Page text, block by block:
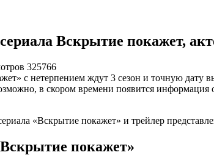
Вскрытие покажет,
325766
с нетерпением ждут 3 сезон и точную
в скором времени появится
«Вскрытие покажет» и трейлер
покажет»